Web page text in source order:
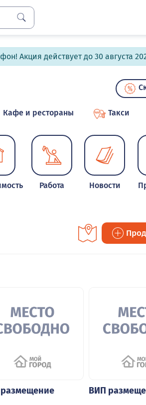
Акция действует до 30 августа
Кафе и рестораны Такси
Работа Новости
ВИП